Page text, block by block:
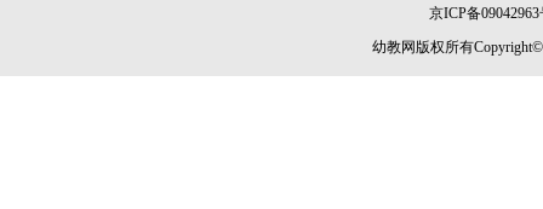
京ICP备09042963
幼教网版权所有